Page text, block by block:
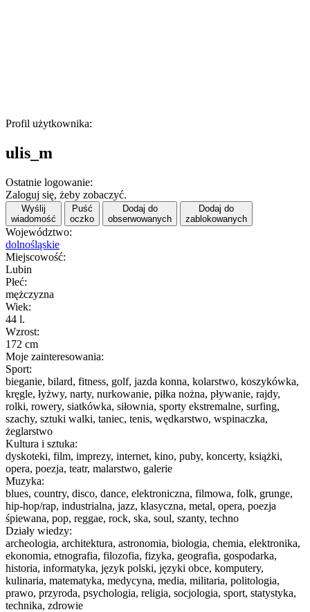
Profil użytkownika:
ulis_m
Ostatnie logowanie:
Zaloguj się, żeby zobaczyć.
Wyślij
wiadomość
Puść
oczko
Dodaj do
obserwowanych
Dodaj do
zablokowanych
Województwo:
dolnośląskie
Miejscowość:
Lubin
Płeć:
mężczyzna
Wiek:
44 l.
Wzrost:
172 cm
Moje zainteresowania:
Sport:
bieganie, bilard, fitness, golf, jazda konna, kolarstwo, koszykówka,
kręgle, łyżwy, narty, nurkowanie, piłka nożna, pływanie, rajdy,
rolki, rowery, siatkówka, siłownia, sporty ekstremalne, surfing,
szachy, sztuki walki, taniec, tenis, wędkarstwo, wspinaczka,
żeglarstwo
Kultura i sztuka:
dyskoteki, film, imprezy, internet, kino, puby, koncerty, książki,
opera, poezja, teatr, malarstwo, galerie
Muzyka:
blues, country, disco, dance, elektroniczna, filmowa, folk, grunge,
hip-hop/rap, industrialna, jazz, klasyczna, metal, opera, poezja
śpiewana, pop, reggae, rock, ska, soul, szanty, techno
Działy wiedzy:
archeologia, architektura, astronomia, biologia, chemia, elektronika,
ekonomia, etnografia, filozofia, fizyka, geografia, gospodarka,
historia, informatyka, język polski, języki obce, komputery,
kulinaria, matematyka, medycyna, media, militaria, politologia,
prawo, przyroda, psychologia, religia, socjologia, sport, statystyka,
technika, zdrowie